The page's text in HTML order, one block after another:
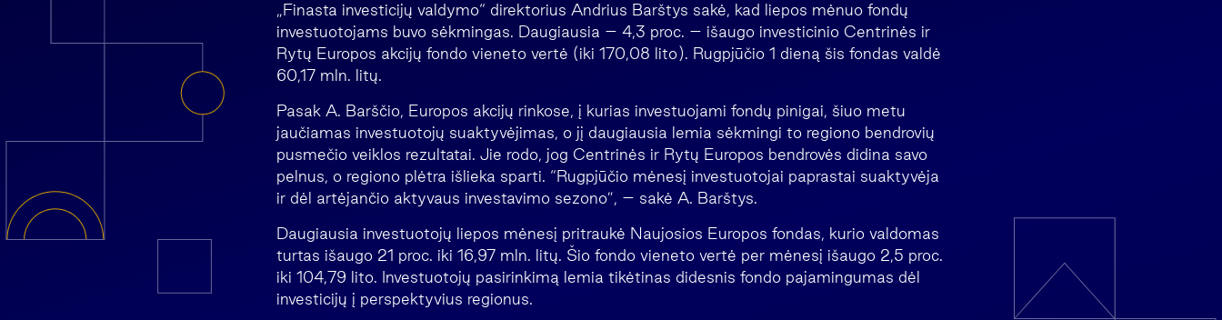
„Finasta investicijų valdymo“ direktorius Andrius Barštys sakė, kad liepos mėnuo fondų
investuotojams buvo sėkmingas. Daugiausia – 4,3 proc. – išaugo investicinio Centrinės ir
Rytų Europos akcijų fondo vieneto vertė (iki 170,08 lito). Rugpjūčio 1 dieną šis fondas valdė
60,17 mln. litų.
Pasak A. Barščio, Europos akcijų rinkose, į kurias investuojami fondų pinigai, šiuo metu
jaučiamas investuotojų suaktyvėjimas, o jį daugiausia lemia sėkmingi to regiono bendrovių
pusmečio veiklos rezultatai. Jie rodo, jog Centrinės ir Rytų Europos bendrovės didina savo
pelnus, o regiono plėtra išlieka sparti. “Rugpjūčio mėnesį investuotojai paprastai suaktyvėja
ir dėl artėjančio aktyvaus investavimo sezono”, – sakė A. Barštys.
Daugiausia investuotojų liepos mėnesį pritraukė Naujosios Europos fondas, kurio valdomas
turtas išaugo 21 proc. iki 16,97 mln. litų. Šio fondo vieneto vertė per mėnesį išaugo 2,5 proc.
iki 104,79 lito. Investuotojų pasirinkimą lemia tikėtinas didesnis fondo pajamingumas dėl
investicijų į perspektyvius regionus.